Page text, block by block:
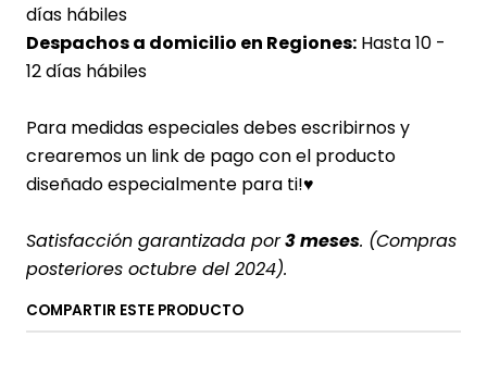
días hábiles
Despachos a domicilio en Regiones: Hasta 10 -
12 días hábiles
Para medidas especiales debes escribirnos y
crearemos un link de pago con el producto
diseñado especialmente para ti!♥
Satisfacción garantizada por3 meses. (Compras
posteriores octubre del 2024).
COMPARTIR ESTE PRODUCTO